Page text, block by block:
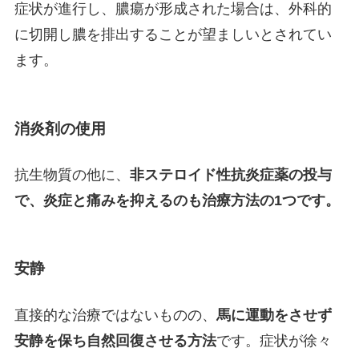
症状が進行し、膿瘍が形成された場合は、外科的
に切開し膿を排出することが望ましいとされてい
ます。
消炎剤の使用
抗生物質の他に、 非ステロイド性抗炎症薬の投与
で、炎症と痛みを抑えるのも治療方法の1つです。
安静
直接的な治療ではないものの、 馬に運動をさせず
安静を保ち自然回復させる方法です。症状が徐々